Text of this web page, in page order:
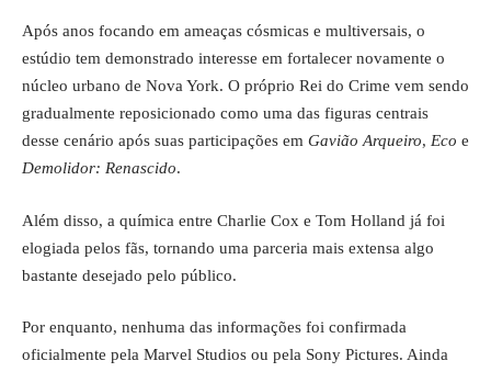
Após anos focando em ameaças cósmicas e multiversais, o
estúdio tem demonstrado interesse em fortalecer novamente o
núcleo urbano de Nova York. O próprio Rei do Crime vem sendo
gradualmente reposicionado como uma das figuras centrais
desse cenário após suas participações em Gavião Arqueiro, Eco e
Demolidor: Renascido.
Além disso, a química entre Charlie Cox e Tom Holland já foi
elogiada pelos fãs, tornando uma parceria mais extensa algo
bastante desejado pelo público.
Por enquanto, nenhuma das informações foi confirmada
oficialmente pela Marvel Studios ou pela Sony Pictures. Ainda